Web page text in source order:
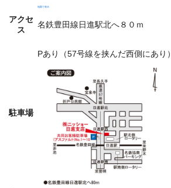
地図で表示
アクセ
ス
名鉄豊田線日進駅北へ８０ｍ
駐車場
Pあり（57号線を挟んだ西側にあり）